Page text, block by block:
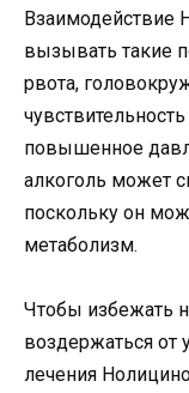
Взаимодействие
вызывать такие
рвота,
повышенное
алкоголь может
поскольку он
метаболизм.
Чтобы избежать
воздержаться от
лечения